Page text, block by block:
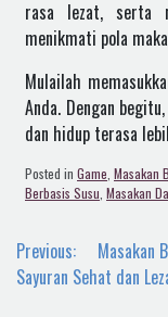
rasa lezat, serta
menikmati pola
Mulailah
Anda. Dengan
dan hidup terasa
Posted in Game Masakan
Berbasis Susu Masakan
Navigasi
pos
Previous:
Masakan
Sayuran Sehat dan